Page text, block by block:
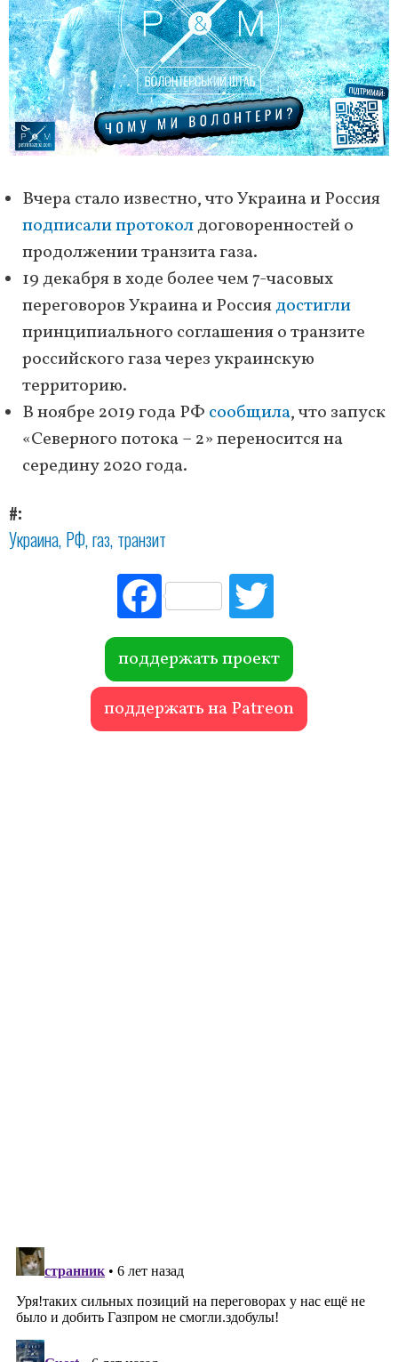
Вчера стало известно, что Украина и Россия
подписали протоколдоговоренностей о
продолжении транзита газа.
19 декабря в ходе более чем 7-часовых
переговоров Украина и Россиядостигли
принципиального соглашения о транзите
российского газа через украинскую
территорию.
В ноябре 2019 года РФ сообщила, что запуск
«Северного потока – 2» переносится на
середину 2020 года.
#
Украина РФ газ транзит
Fac
ebo
ok r
поддержать проект
поддержать на Patreon